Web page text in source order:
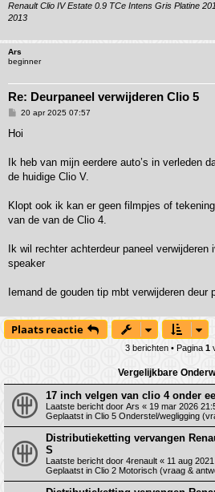
Renault Clio IV Estate 0.9 TCe Intens Gris Platine
2013
Ars
beginner
Re: Deurpaneel verwijderen Clio 5
B
r
h
20 apr 2025 07:57
Hoi
Ik heb van mijn eerdere auto’s in verleden
de huidige Clio V.
Klopt ook ik kan er geen filmpjes of
van de van de Clio 4.
Ik wil rechter achterdeur paneel
speaker
Iemand de gouden tip mbt verwijderen deur
Plaats reactie
3 berichten • Pagina 1
Vergelijkbare
17 inch velgen van clio 4 onder
Laatste bericht door Ars « 19 mar 2026
Geplaatst in Clio 5 Onderstel/wegligging
Distributieketting vervangen
S
Laatste bericht door 4renault « 11 aug
Geplaatst in Clio 2 Motorisch (vraag &